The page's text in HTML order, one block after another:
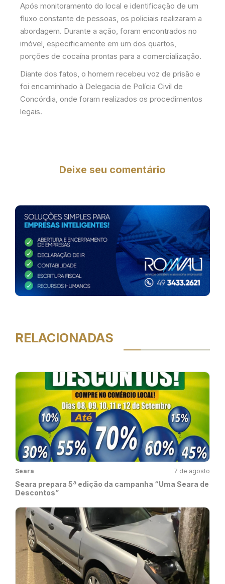
Após monitoramento do local e identificação de um
fluxo constante de pessoas, os policiais realizaram a
abordagem. Durante a ação, foram encontrados no
imóvel, especificamente em um dos quartos,
porções de cocaína prontas para a comercialização.
Diante dos fatos, o homem recebeu voz de prisão e
foi encaminhado à Delegacia de Polícia Civil de
Concórdia, onde foram realizados os procedimentos
legais.
Deixe seu comentário
RELACIONADAS
Seara 7 de agosto
Seara prepara 5ª edição da campanha “Uma Seara de
Descontos”